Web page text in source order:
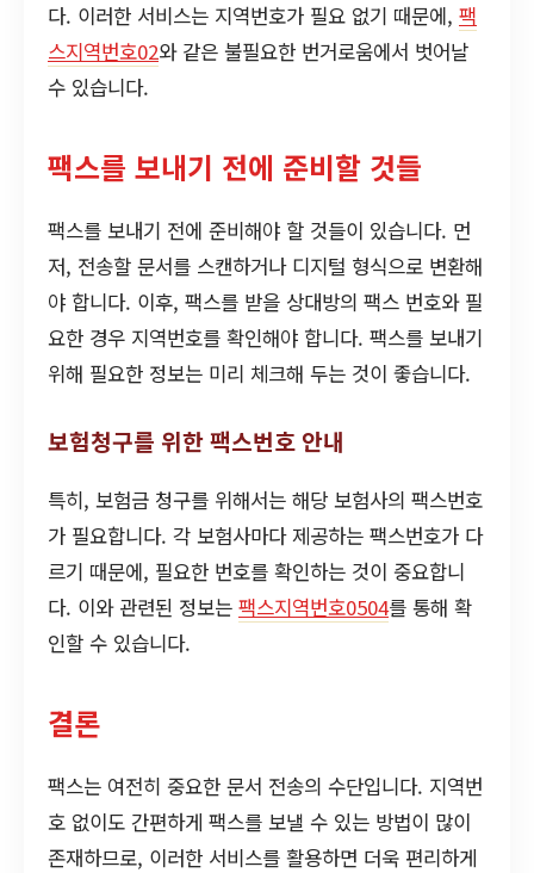
다. 이러한 서비스는 지역번호가 필요 없기 때문에, 팩
스지역번호02와 같은 불필요한 번거로움에서 벗어날
수 있습니다.
팩스를 보내기 전에 준비할 것들
팩스를 보내기 전에 준비해야 할 것들이 있습니다. 먼
저, 전송할 문서를 스캔하거나 디지털 형식으로 변환해
야 합니다. 이후, 팩스를 받을 상대방의 팩스 번호와 필
요한 경우 지역번호를 확인해야 합니다. 팩스를 보내기
위해 필요한 정보는 미리 체크해 두는 것이 좋습니다.
보험청구를 위한 팩스번호 안내
특히, 보험금 청구를 위해서는 해당 보험사의 팩스번호
가 필요합니다. 각 보험사마다 제공하는 팩스번호가 다
르기 때문에, 필요한 번호를 확인하는 것이 중요합니
다. 이와 관련된 정보는 팩스지역번호0504를 통해 확
인할 수 있습니다.
결론
팩스는 여전히 중요한 문서 전송의 수단입니다. 지역번
호 없이도 간편하게 팩스를 보낼 수 있는 방법이 많이
존재하므로, 이러한 서비스를 활용하면 더욱 편리하게